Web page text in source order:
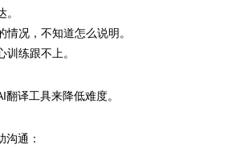
况，不知道怎么说明。
练跟不上。
译工具来降低难度。
沟通：